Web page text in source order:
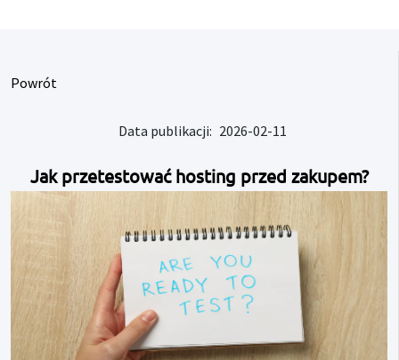
Powrót
Data publikacji: 2026-02-11
Jak przetestować hosting przed zakupem?